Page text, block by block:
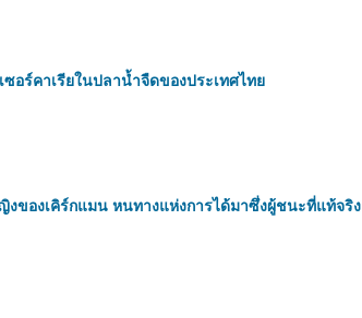
อร์คาเรียในปลาน้ำจืดของประเทศไทย
ของเคิร์กแมน หนทางแห่งการได้มาซึ่งผู้ชนะที่แท้จริง